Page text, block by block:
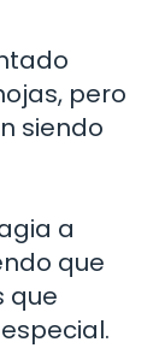
pero
siendo
a
que
que